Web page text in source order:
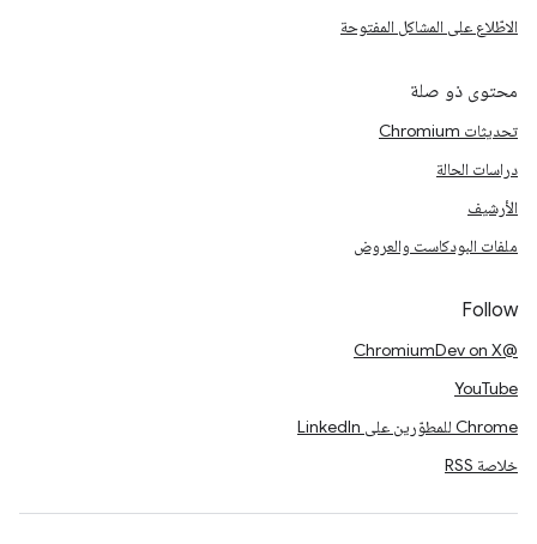
الاطّلاع على المشاكل المفتوحة
محتوى ذو صلة
تحديثات Chromium
دراسات الحالة
الأرشيف
ملفات البودكاست والعروض
Follow
@ChromiumDev on X
YouTube
Chrome للمطوّرين على LinkedIn
خلاصة RSS